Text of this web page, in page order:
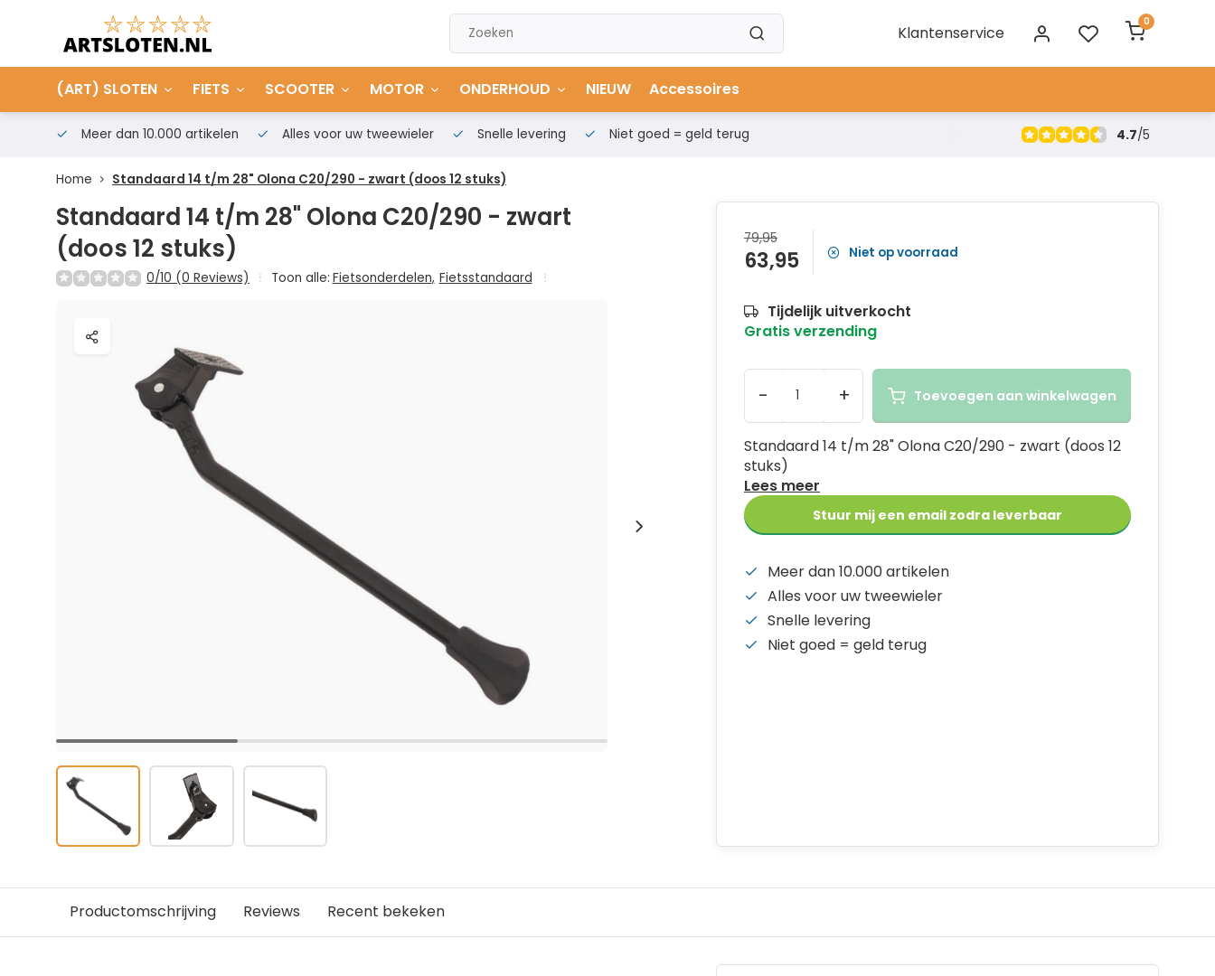
Klantenservice
0
(ART) SLOTEN FIETS SCOOTER MOTOR ONDERHOUD NIEUW Accessoires
Meer dan 10.000 artikelen Alles voor uw tweewieler Snelle levering Niet goed = geld terug 4.7/5
Home Standaard 14 t/m 28" Olona C20/290 - zwart (doos 12 stuks)
Standaard 14 t/m 28" Olona C20/290 - zwart
(doos 12 stuks)
0/10 (0 Reviews) Toon alle: Fietsonderdelen, Fietsstandaard
79,95
63,95 Niet op voorraad
Tijdelijk uitverkocht
Gratis verzending
- + Toevoegen aan winkelwagen
Standaard 14 t/m 28" Olona C20/290 - zwart (doos 12
stuks)
Lees meer
Stuur mij een email zodra leverbaar
Meer dan 10.000 artikelen
Alles voor uw tweewieler
Snelle levering
Niet goed = geld terug
Productomschrijving Reviews Recent bekeken